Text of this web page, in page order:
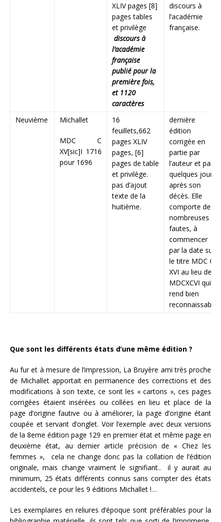
XLIV pages [8]
pages tables
et privilège
discours à
l’académie
française
publié pour la
première fois,
et 1120
caractères
discours à
l’académie
française.
Neuvième Michallet
MDC C
XV[sic]I 1716
pour 1696
16
feuillets,662
pages XLIV
pages, [6]
pages de table
et privilège.
pas d’ajout
texte de la
huitième.
dernière
édition
corrigée en
partie par
l’auteur et paru
quelques jours
après son
décès. Elle
comporte de
nombreuses
fautes, à
commencer
par la date sur
le titre MDC C
XVI au lieu de
MDCXCVI qui la
rend bien
reconnaissable.
Que sont les différents états d’une même édition ?
Au fur et à mesure de l’impression, La Bruyère ami très proche
de Michallet apportait en permanence des corrections et des
modifications à son texte, ce sont les « cartons », ces pages
corrigées étaient insérées ou collées en lieu et place de la
page d’origine fautive ou à améliorer, la page d’origine étant
coupée et servant d’onglet. Voir l’exemple avec deux versions
de la 8eme édition page 129 en premier état et même page en
deuxième état, au dernier article précision de « Chez les
femmes », cela ne change donc pas la collation de l’édition
originale, mais change vraiment le signifiant.. il y aurait au
minimum, 25 états différents connus sans compter des états
accidentels, ce pour les 9 éditions Michallet !…
Les exemplaires en reliures d’époque sont préférables pour la